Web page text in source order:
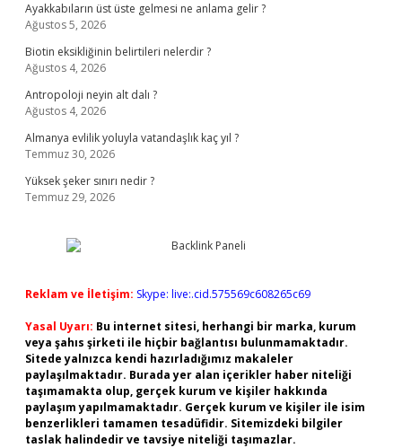
Ayakkabıların üst üste gelmesi ne anlama gelir ?
Ağustos 5, 2026
Biotin eksikliğinin belirtileri nelerdir ?
Ağustos 4, 2026
Antropoloji neyin alt dalı ?
Ağustos 4, 2026
Almanya evlilik yoluyla vatandaşlık kaç yıl ?
Temmuz 30, 2026
Yüksek şeker sınırı nedir ?
Temmuz 29, 2026
Reklam ve İletişim: Skype: live:.cid.575569c608265c69
Yasal Uyarı: Bu internet sitesi, herhangi bir marka, kurum
veya şahıs şirketi ile hiçbir bağlantısı bulunmamaktadır.
Sitede yalnızca kendi hazırladığımız makaleler
paylaşılmaktadır. Burada yer alan içerikler haber niteliği
taşımamakta olup, gerçek kurum ve kişiler hakkında
paylaşım yapılmamaktadır. Gerçek kurum ve kişiler ile isim
benzerlikleri tamamen tesadüfidir. Sitemizdeki bilgiler
taslak halindedir ve tavsiye niteliği taşımazlar.